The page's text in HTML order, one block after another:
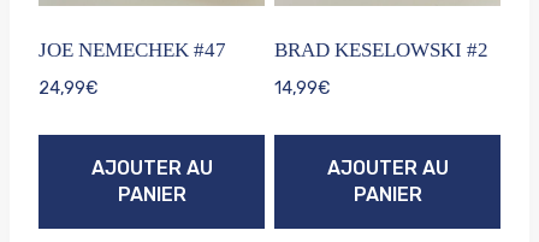
JOE NEMECHEK #47
24,99€
AJOUTER AU
PANIER
BRAD KESELOWSKI #2
14,99€
AJOUTER AU
PANIER